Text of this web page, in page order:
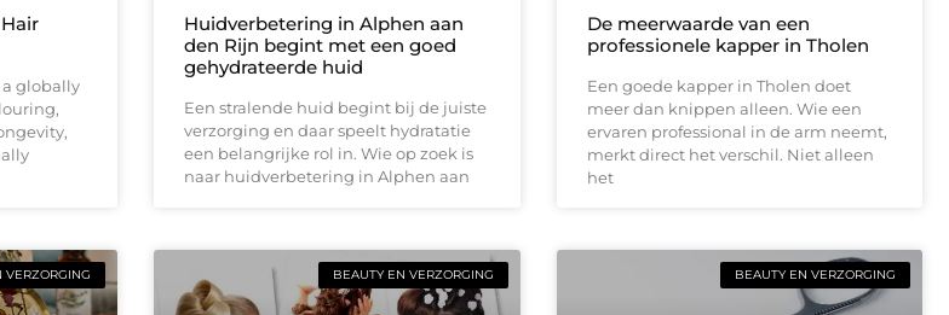
globally
Huidverbetering in Alphen aan
den Rijn begint met een goed
gehydrateerde huid
Een stralende huid begint bij de juiste
verzorging en daar speelt hydratatie
een belangrijke rol in. Wie op zoek is
naar huidverbetering in Alphen aan
De meerwaarde van een
professionele kapper in Tholen
Een goede kapper in Tholen doet
meer dan knippen alleen. Wie een
ervaren professional in de arm neemt,
merkt direct het verschil. Niet alleen
het
VERZORGING BEAUTY EN VERZORGING BEAUTY EN VERZORGING